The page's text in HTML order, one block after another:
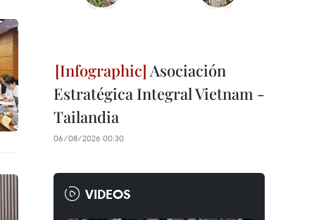
Asociación
Estratégica Integral Vietnam -
Tailandia
06/08/2026 00:30
VIDEOS